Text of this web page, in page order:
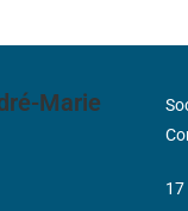
Marie
17